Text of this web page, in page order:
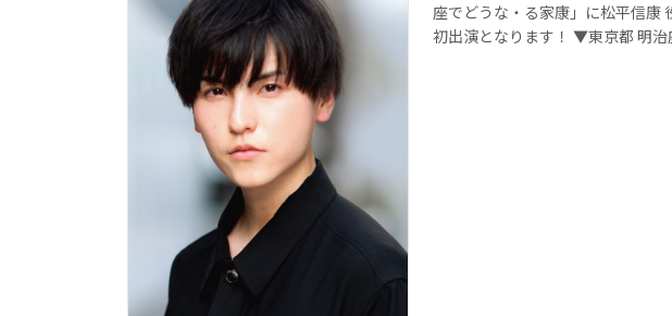
座でどうな・る家康」に松平信康
初出演となります！ ▼東京都 明